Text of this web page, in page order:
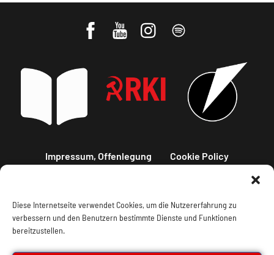
Diese Internetseite verwendet Cookies, um die Nutzererfahrung zu
verbessern und den Benutzern bestimmte Dienste und Funktionen
bereitzustellen.
Impressum, Offenlegung Cookie Policy